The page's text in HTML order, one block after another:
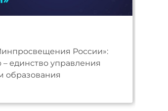
России»:
единство управления
образования